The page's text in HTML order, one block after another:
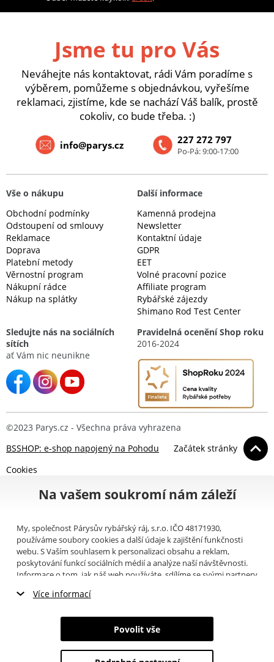
Jsme tu pro Vás
Neváhejte nás kontaktovat, rádi Vám poradíme s
výběrem, pomůžeme s objednávkou, vyřešíme
reklamaci, zjistíme, kde se nachází Váš balík, prostě
cokoliv, co bude třeba. :)
227 272 797
Po-Pá: 9:00-17:00
info@parys.cz
Vše o nákupu
Obchodní podmínky
Odstoupení od smlouvy
Reklamace
Doprava
Platební metody
Věrnostní program
Nákupní rádce
Nákup na splátky
Další informace
Kamenná prodejna
Newsletter
Kontaktní údaje
GDPR
EET
Volné pracovní pozice
Affiliate program
Rybářské zájezdy
Shimano Rod Test Center
Sledujte nás na sociálních
sítích
ať Vám nic neunikne
Pravidelná ocenění Shop roku
2016-2024
©2023 Parys.cz - Všechna práva vyhrazena
BSSHOP: e-shop napojený na Pohodu
Začátek stránky
Cookies
Na vašem soukromí nám záleží
My, společnost Párysův rybářský ráj, s.r.o. IČO 48171930,
používáme soubory cookies a další údaje k zajištění funkčnosti
webu. S Vaším souhlasem k personalizaci obsahu a reklam,
poskytování funkcí sociálních médií a analýze naší návštěvnosti.
Informace o tom, jak náš web používáte, sdílíme se svými partnery
můžete přečíst, jak tyto informace Google používá. Partneři tyto
poskytli nebo které získali v důsledku toho, že používáte jejich
služby. Tyto údaje zahrnují cookies, data z dalších úložišť, IP
adresu a další informace spojené s prohlížením webu. Svůj souhlas
Více informací
Nezbytné cookies
Marketingové cookies
Povolit vše